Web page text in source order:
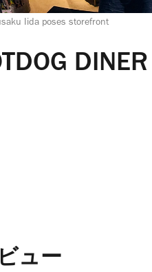
Iida poses storefront
DINER
ュー